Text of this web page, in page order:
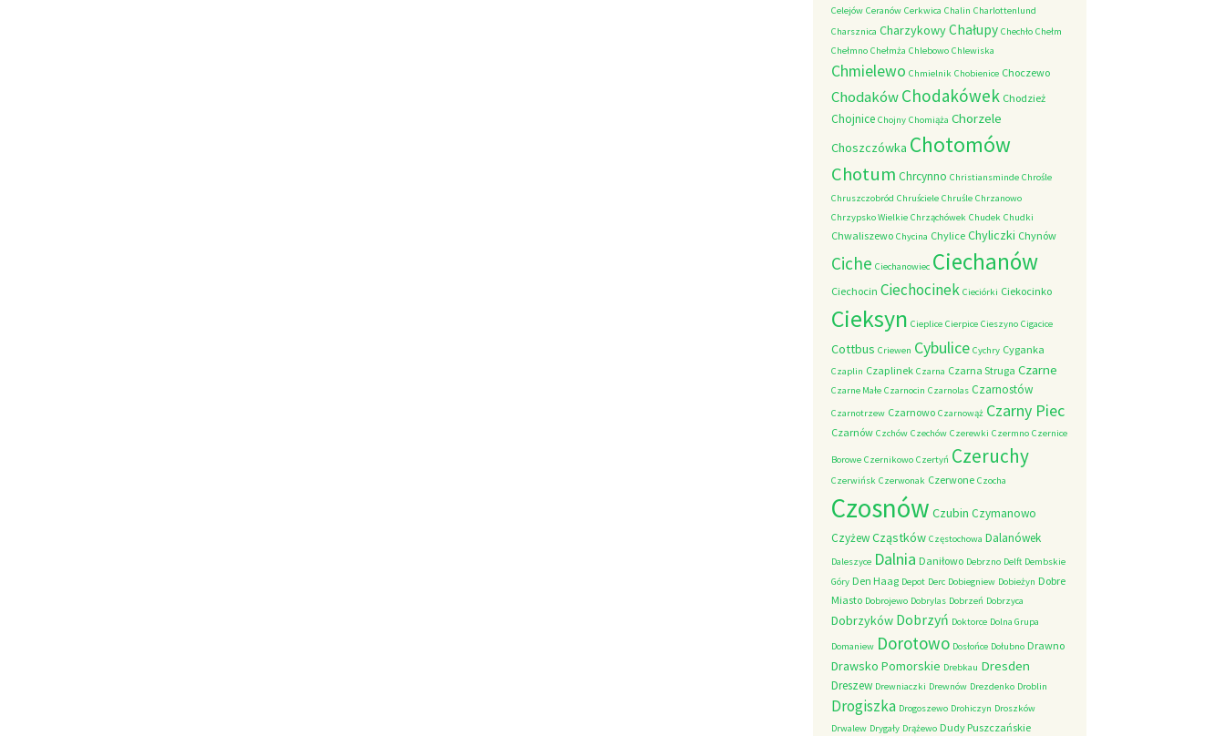
Celejów Ceranów Cerkwica Chalin Charlottenlund
Charsznica CharzykowyChałupy Chechło Chełm
Chełmno Chełmża Chlebowo Chlewiska
Chmielewo Chmielnik Chobienice Choczewo
ChodakówChodakówek Chodzież
Chojnice Chojny Chomiąża Chorzele
Choszczówka Chotomów
Chotum Chrcynno Christiansminde Chrośle
Chruszczobród Chruściele Chruśle Chrzanowo
Chrzypsko Wielkie Chrząchówek Chudek Chudki
Chwaliszewo Chycina Chylice Chyliczki Chynów
Ciche Ciechanowiec Ciechanów
Ciechocin Ciechocinek Cieciórki Ciekocinko
Cieksyn Cieplice Cierpice Cieszyno Cigacice
Cottbus Criewen Cybulice Cychry Cyganka
Czaplin Czaplinek Czarna Czarna Struga Czarne
Czarne Małe Czarnocin Czarnolas Czarnostów
Czarnotrzew Czarnowo Czarnowąż Czarny Piec
Czarnów Czchów Czechów Czerewki Czermno Czernice
Borowe Czernikowo Czertyń Czeruchy
Czerwińsk Czerwonak Czerwone Czocha
Czosnów Czubin Czymanowo
CzyżewCząstków Częstochowa Dalanówek
Daleszyce Dalnia Daniłowo Debrzno Delft Dembskie
Góry Den Haag Depot Derc Dobiegniew Dobieżyn Dobre
Miasto Dobrojewo Dobrylas Dobrzeń Dobrzyca
Dobrzyków Dobrzyń Doktorce Dolna Grupa
Domaniew Dorotowo Dosłońce Dołubno Drawno
Drawsko Pomorskie Drebkau Dresden
Dreszew Drewniaczki Drewnów Drezdenko Droblin
Drogiszka Drogoszewo Drohiczyn Droszków
Drwalew Drygały Drążewo Dudy Puszczańskie